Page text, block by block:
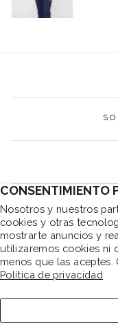
CONSENTIMIENTO
Nosotros y nuestros
cookies y otras
mostrarte anuncios y
utilizaremos cookies ni
menos que las
Política de privacidad
10% EN TU
Suscríbete
pedido.